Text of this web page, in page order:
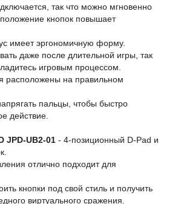
так что можно мгновенно
кнопок повышает
имеет эргономичную форму.
даже после длительной игры, так
игровым процессом.
расположены на правильном
пальцы, чтобы быстро
действие.
JPD-UB2-01 - 4-позиционный D-Pad и
отлично подходит для
кнопки под свой стиль и получить
виртуального сражения.